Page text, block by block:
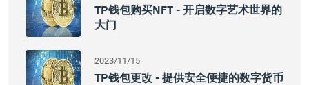
TP钱包购买NFT - 开启数字艺术世界的
大门
2023/11/15
TP钱包更改 - 提供安全便捷的数字货币